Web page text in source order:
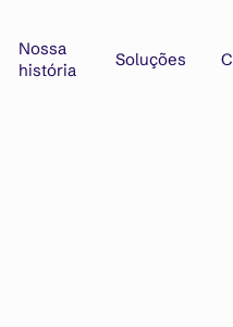
Nossa
história
Soluções